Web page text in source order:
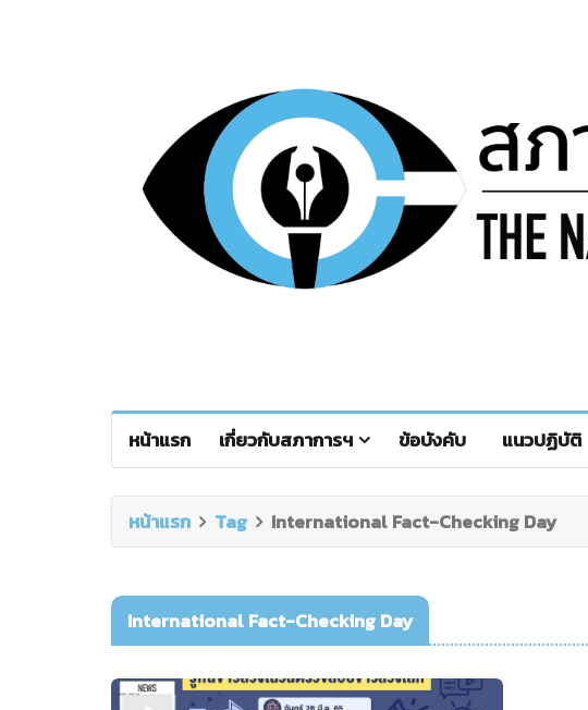
หน้าแรก เกี่ยวกับสภาการฯ ข้อบังคับ แนวปฏิบัติ
หน้าแรก Tag International Fact-Checking Day
International Fact-Checking Day